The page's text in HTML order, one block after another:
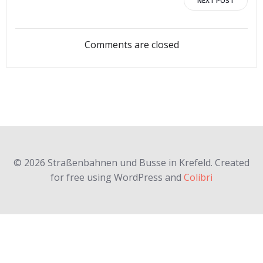
navigation
Comments are closed
© 2026 Straßenbahnen und Busse in Krefeld. Created
for free using WordPress and Colibri